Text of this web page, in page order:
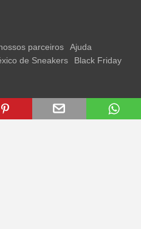
parceiros
Ajuda
de Sneakers
Black Friday
Contacto